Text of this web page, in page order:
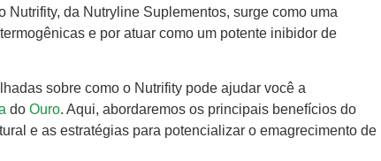
da Nutryline Suplementos, surge como uma
e por atuar como um potente inibidor de
sobre como o Nutrifity pode ajudar você a
do Ouro. Aqui, abordaremos os principais benefícios do
e as estratégias para potencializar o emagrecimento de